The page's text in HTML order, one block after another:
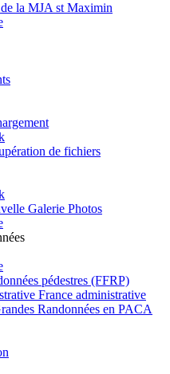
la MJA st Maximin
de fichiers
Galerie Photos
pédestres (FFRP)
France administrative
Randonnées en PACA